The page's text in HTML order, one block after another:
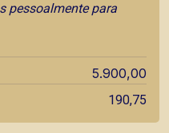
pessoalmente para
5.900,00
190,75